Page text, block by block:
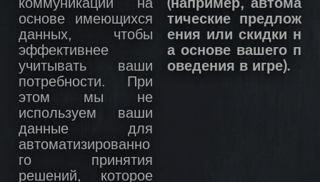
коммуникации на
основе имеющихся
данных, чтобы
эффективнее
учитывать ваши
потребности. При
этом мы не
используем ваши
данные для
автоматизированно
го принятия
решений, которое
(например, автома
тические предлож
ения или скидки н
а основе вашего п
оведения в игре).